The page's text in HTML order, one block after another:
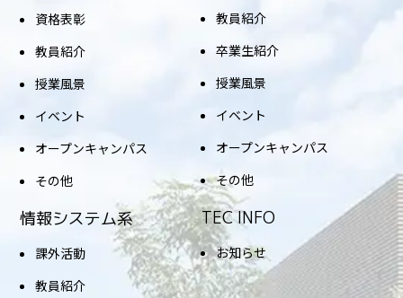
資格表彰
教員紹介
授業風景
イベント
オープンキャンパス
その他
情報システム系
課外活動
教員紹介
教員紹介
卒業生紹介
授業風景
イベント
オープンキャンパス
その他
TEC INFO
お知らせ